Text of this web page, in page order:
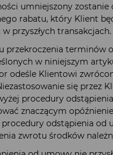
umniejszony zostanie
rabatu, który Klient
przyszłych transakcjach.
przekroczenia terminów
w niniejszym
odeśle Klientowi
się przez
procedury
znaczącym
procedury odstąpienia od
zwrotu środków